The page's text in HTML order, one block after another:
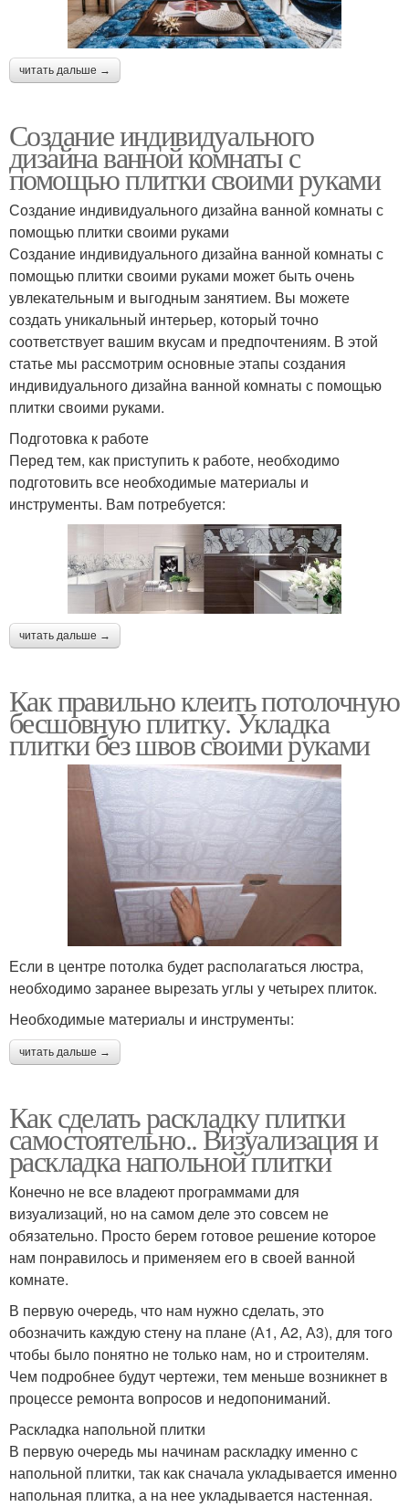
читать дальше →
Создание индивидуального
дизайна ванной комнаты с
помощью плитки своими руками
Создание индивидуального дизайна ванной комнаты с
помощью плитки своими руками
Создание индивидуального дизайна ванной комнаты с
помощью плитки своими руками может быть очень
увлекательным и выгодным занятием. Вы можете
создать уникальный интерьер, который точно
соответствует вашим вкусам и предпочтениям. В этой
статье мы рассмотрим основные этапы создания
индивидуального дизайна ванной комнаты с помощью
плитки своими руками.
Подготовка к работе
Перед тем, как приступить к работе, необходимо
подготовить все необходимые материалы и
инструменты. Вам потребуется:
читать дальше →
Как правильно клеить потолочную
бесшовную плитку. Укладка
плитки без швов своими руками
Если в центре потолка будет располагаться люстра,
необходимо заранее вырезать углы у четырех плиток.
Необходимые материалы и инструменты:
читать дальше →
Как сделать раскладку плитки
самостоятельно.. Визуализация и
раскладка напольной плитки
Конечно не все владеют программами для
визуализаций, но на самом деле это совсем не
обязательно. Просто берем готовое решение которое
нам понравилось и применяем его в своей ванной
комнате.
В первую очередь, что нам нужно сделать, это
обозначить каждую стену на плане (А1, А2, А3), для того
чтобы было понятно не только нам, но и строителям.
Чем подробнее будут чертежи, тем меньше возникнет в
процессе ремонта вопросов и недопониманий.
Раскладка напольной плитки
В первую очередь мы начинам раскладку именно с
напольной плитки, так как сначала укладывается именно
напольная плитка, а на нее укладывается настенная.